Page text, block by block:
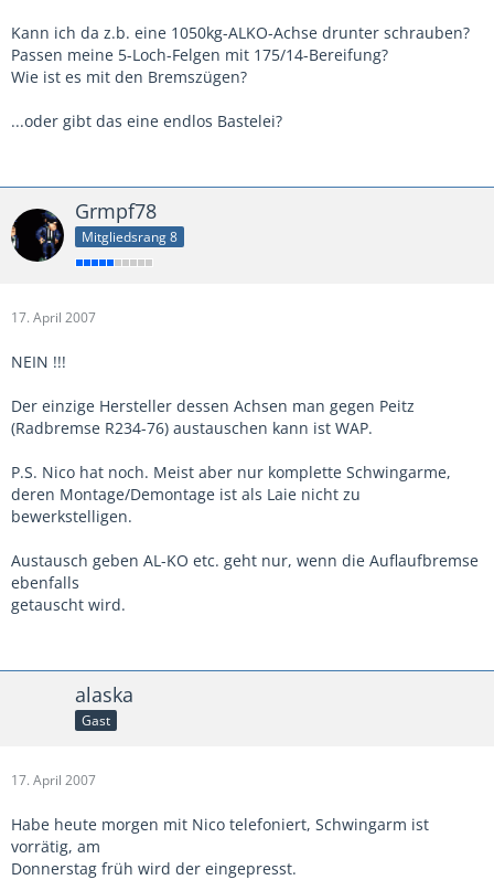
Kann ich da z.b. eine 1050kg-ALKO-Achse drunter schrauben?
Passen meine 5-Loch-Felgen mit 175/14-Bereifung?
Wie ist es mit den Bremszügen?
...oder gibt das eine endlos Bastelei?
Grmpf78
Mitgliedsrang 8
17. April 2007
NEIN !!!
Der einzige Hersteller dessen Achsen man gegen Peitz
(Radbremse R234-76) austauschen kann ist WAP.
P.S. Nico hat noch. Meist aber nur komplette Schwingarme,
deren Montage/Demontage ist als Laie nicht zu
bewerkstelligen.
Austausch geben AL-KO etc. geht nur, wenn die Auflaufbremse
ebenfalls
getauscht wird.
alaska
Gast
17. April 2007
Habe heute morgen mit Nico telefoniert, Schwingarm ist
vorrätig, am
Donnerstag früh wird der eingepresst.